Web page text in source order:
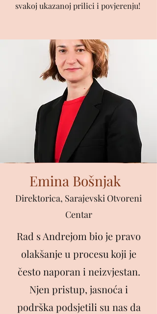
svakoj ukazanoj prilici i povjerenju!
Emina Bošnjak
Direktorica, Sarajevski Otvoreni
Centar
Rad s Andrejom bio je pravo
olakšanje u procesu koji je
često naporan i neizvjestan.
Njen pristup, jasnoća i
podrška podsjetili su nas da